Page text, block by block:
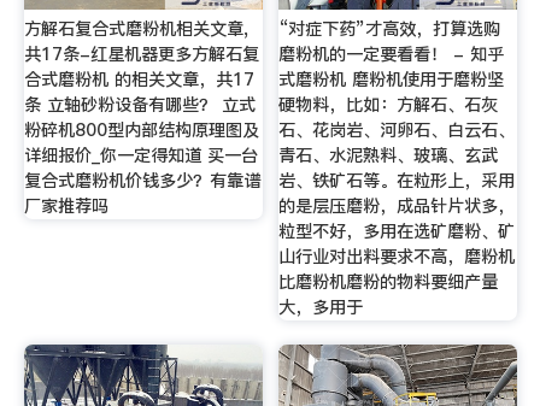
方解石复合式磨粉机相关文章,
共17条-红星机器更多方解石复
合式磨粉机 的相关文章，共17
条 立轴砂粉设备有哪些？ 立式
粉碎机800型内部结构原理图及
详细报价_你一定得知道 买一台
复合式磨粉机价钱多少？有靠谱
厂家推荐吗
“对症下药”才高效，打算选购
磨粉机的一定要看看！ - 知乎
式磨粉机 磨粉机使用于磨粉坚
硬物料，比如：方解石、石灰
石、花岗岩、河卵石、白云石、
青石、水泥熟料、玻璃、玄武
岩、铁矿石等。在粒形上，采用
的是层压磨粉，成品针片状多，
粒型不好，多用在选矿磨粉、矿
山行业对出料要求不高，磨粉机
比磨粉机磨粉的物料要细产量
大，多用于